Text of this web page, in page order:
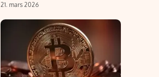
21. mars 2026